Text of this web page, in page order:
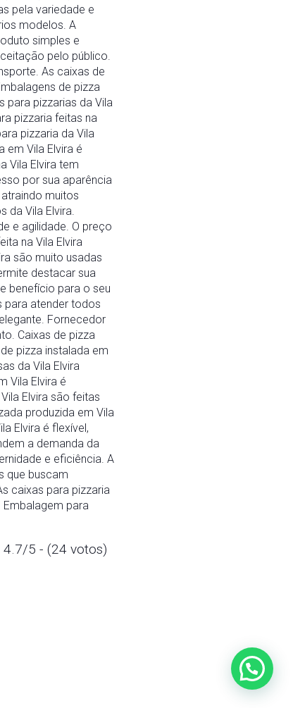
pela variedade e
modelos. A
simples e
pelo público.
As caixas de
de pizza
para pizzarias da Vila
pizzaria feitas na
pizzaria da Vila
em Vila Elvira é
Vila Elvira tem
por sua aparência
muitos
da Vila Elvira.
e agilidade. O preço
na Vila Elvira
são muito usadas
destacar sua
benefício para o seu
para atender todos
Fornecedor
Caixas de pizza
pizza instalada em
da Vila Elvira
Vila Elvira é
Elvira são feitas
produzida em Vila
Elvira é flexível,
a demanda da
e eficiência. A
que buscam
caixas para pizzaria
Embalagem para
4.7/5 - (24 votos)